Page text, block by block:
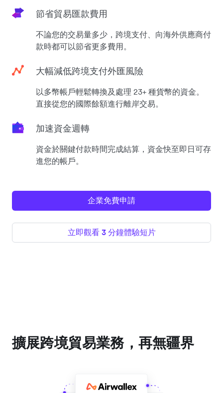
節省貿易匯款費用
不論您的交易量多少，跨境支付、向海外供應商付
款時都可以節省更多費用。
大幅減低跨境支付外匯風險
以多幣帳戶輕鬆轉換及處理 23+ 種貨幣的資金。
直接從您的國際餘額進行離岸交易。
加速資金週轉
資金於關鍵付款時間完成結算，資金快至即日可存
進您的帳戶。
企業免費申請
立即觀看 3 分鐘體驗短片
擴展跨境貿易業務，再無疆界